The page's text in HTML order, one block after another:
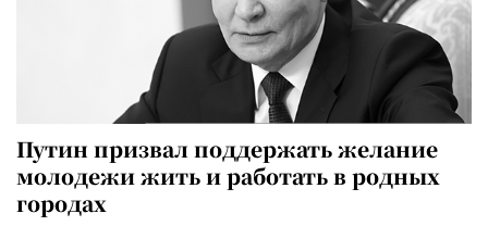
Путин призвал поддержать желание
молодежи жить и работать в родных
городах